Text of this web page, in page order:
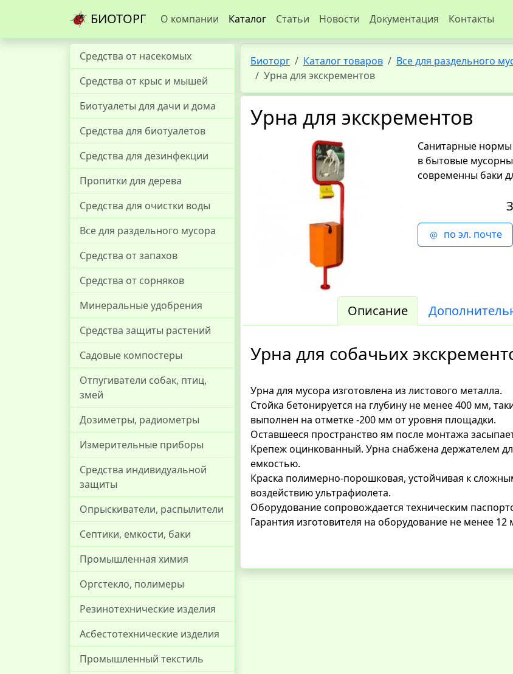
БИОТОРГ О компании Каталог Статьи Новости Документация Контакты
Средства от насекомых
Средства от крыс и мышей
Биотуалеты для дачи и дома
Средства для биотуалетов
Средства для дезинфекции
Пропитки для дерева
Средства для очистки воды
Все для раздельного мусора
Средства от запахов
Средства от сорняков
Минеральные удобрения
Средства защиты растений
Садовые компостеры
Отпугиватели собак, птиц,
змей
Дозиметры, радиометры
Измерительные приборы
Средства индивидуальной
защиты
Опрыскиватели, распылители
Септики, емкости, баки
Промышленная химия
Оргстекло, полимеры
Резинотехнические изделия
Асбестотехнические изделия
Промышленный текстиль
Биоторг Каталог товаров Все для раздельного
Урна для экскрементов
Урна для экскрементов
Санитарные
в бытовые
современны баки
по эл. почте
Описание
Урна для собачьих
Урна для мусора изготовлена из листового металла.
Стойка бетонируется на глубину не менее 400 мм,
выполнен на отметке -200 мм от уровня площадки.
Оставшееся пространство ям после монтажа
Крепеж оцинкованный. Урна снабжена держателем
емкостью.
Краска полимерно-порошковая, устойчивая к
воздействию ультрафиолета.
Оборудование сопровождается техническим
Гарантия изготовителя на оборудование не менее 12